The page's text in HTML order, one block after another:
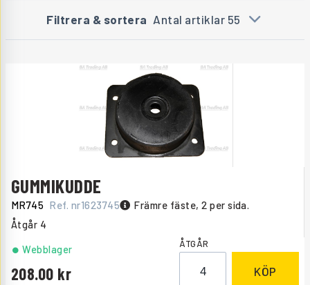
Filtrera & sortera Antal artiklar 55
GUMMIKUDDE
MR745 Ref. nr1623745 Främre fäste, 2 per sida.
Åtgår 4
208.00
Webblager ÅTGÅR
KÖP